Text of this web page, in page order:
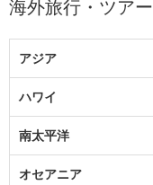
海外旅行・ツアー
アジア
ハワイ
南太平洋
オセアニア